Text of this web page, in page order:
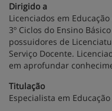
Dirigido a
Licenciados em
3º Ciclos do Ensino
possuidores de
Serviço Docente.
em aprofundar
Titulação
Especialista em